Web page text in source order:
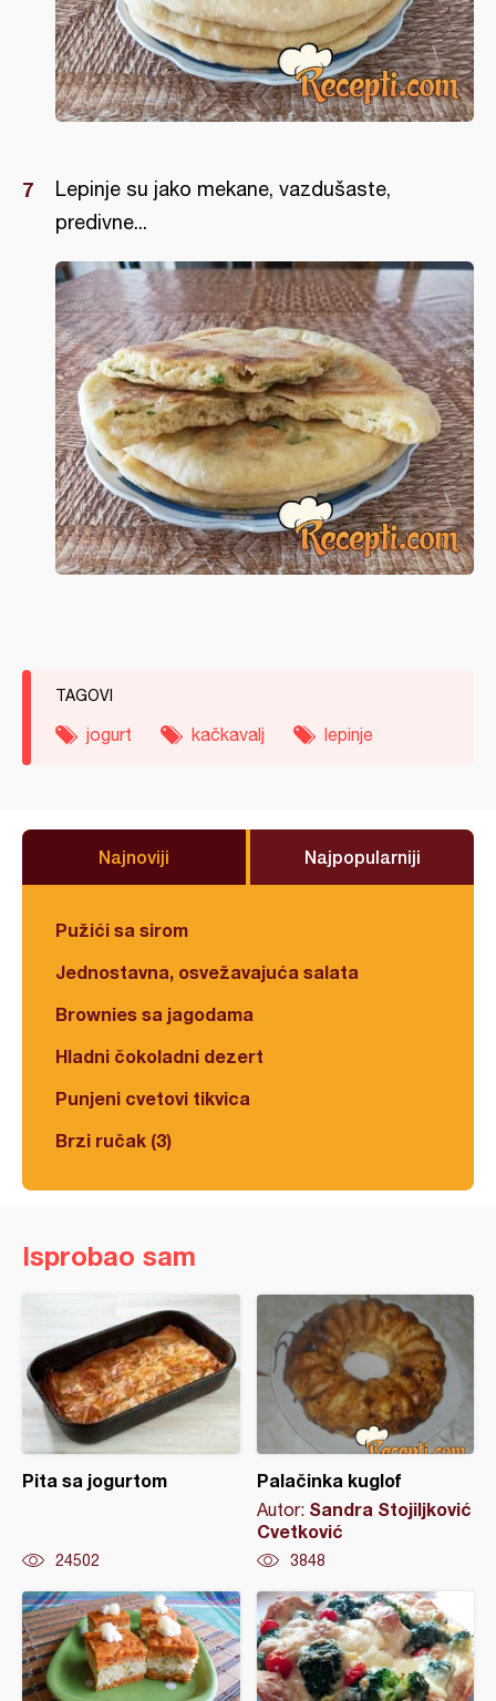
Lepinje su jako mekane, vazdušaste,
predivne...
TAGOVI
jogurt kačkavalj lepinje
Najnoviji Najpopularniji
Pužići sa sirom
Jednostavna, osvežavajuća salata
Brownies sa jagodama
Hladni čokoladni dezert
Punjeni cvetovi tikvica
Brzi ručak (3)
Isprobao sam
Pita sa jogurtom
24502
Palačinka kuglof
Autor: Sandra Stojiljković
Cvetković
3848